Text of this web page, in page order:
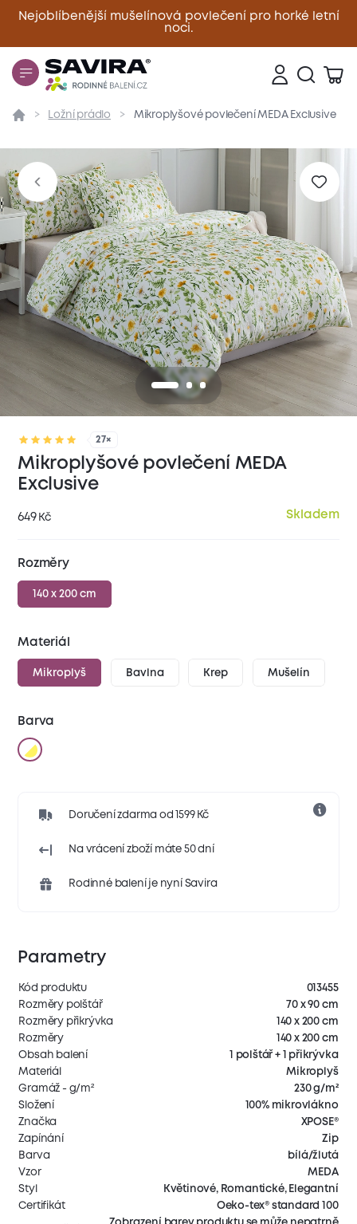
Nejoblíbenější mušelínová povlečení pro horké letní
noci.
Zavřít
Přehled Parametry Popis produktu Materiál
Ložní prádlo Mikroplyšové povlečení MEDA Exclusive
27×
Mikroplyšové povlečení MEDA
Exclusive
649 Kč Skladem
Rozměry
140 x 200 cm
Materiál
Mikroplyš Bavlna Krep Mušelín
Barva
Doručení zdarma od 1599 Kč
Na vrácení zboží máte 50 dní
Rodinné balení je nyní Savira
Parametry
Kód produktu
013455
Rozměry polštář
70 x 90 cm
Rozměry přikrývka
140 x 200 cm
Rozměry
140 x 200 cm
Obsah balení
1 polštář + 1 přikrývka
Materiál
Mikroplyš
Gramáž - g/m²
230 g/m²
Složení
100% mikrovlákno
Značka
XPOSE®
Zapínání
Zip
Barva
bílá/žlutá
Vzor
MEDA
Styl
Květinové, Romantické, Elegantní
Certifikát
Oeko-tex® standard 100